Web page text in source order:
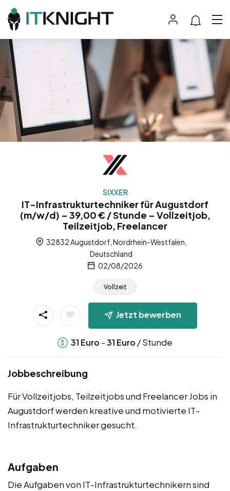
SIXXER
IT-Infrastrukturtechniker für Augustdorf
(m/w/d) – 39,00 € / Stunde – Vollzeitjob,
Teilzeitjob, Freelancer
32832 Augustdorf, Nordrhein-Westfalen,
Deutschland
02/08/2026
Vollzeit
Jetzt bewerben
31 Euro -31 Euro / Stunde
Jobbeschreibung
Für Vollzeitjobs, Teilzeitjobs und Freelancer Jobs in
Augustdorf werden kreative und motivierte IT-
Infrastrukturtechniker gesucht.
Aufgaben
Die Aufgaben von IT-Infrastrukturtechnikern sind